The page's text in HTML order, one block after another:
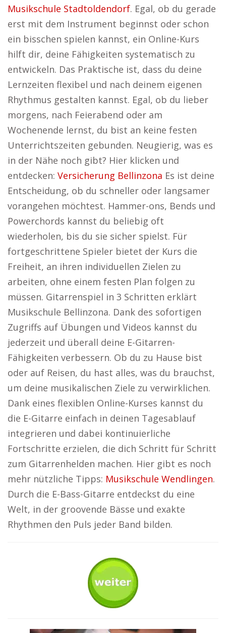
Musikschule Stadtoldendorf. Egal, ob du gerade
erst mit dem Instrument beginnst oder schon
ein bisschen spielen kannst, ein Online-Kurs
hilft dir, deine Fähigkeiten systematisch zu
entwickeln. Das Praktische ist, dass du deine
Lernzeiten flexibel und nach deinem eigenen
Rhythmus gestalten kannst. Egal, ob du lieber
morgens, nach Feierabend oder am
Wochenende lernst, du bist an keine festen
Unterrichtszeiten gebunden. Neugierig, was es
in der Nähe noch gibt? Hier klicken und
entdecken: Versicherung Bellinzona Es ist deine
Entscheidung, ob du schneller oder langsamer
vorangehen möchtest. Hammer-ons, Bends und
Powerchords kannst du beliebig oft
wiederholen, bis du sie sicher spielst. Für
fortgeschrittene Spieler bietet der Kurs die
Freiheit, an ihren individuellen Zielen zu
arbeiten, ohne einem festen Plan folgen zu
müssen. Gitarrenspiel in 3 Schritten erklärt
Musikschule Bellinzona. Dank des sofortigen
Zugriffs auf Übungen und Videos kannst du
jederzeit und überall deine E-Gitarren-
Fähigkeiten verbessern. Ob du zu Hause bist
oder auf Reisen, du hast alles, was du brauchst,
um deine musikalischen Ziele zu verwirklichen.
Dank eines flexiblen Online-Kurses kannst du
die E-Gitarre einfach in deinen Tagesablauf
integrieren und dabei kontinuierliche
Fortschritte erzielen, die dich Schritt für Schritt
zum Gitarrenhelden machen. Hier gibt es noch
mehr nützliche Tipps: Musikschule Wendlingen.
Durch die E-Bass-Gitarre entdeckst du eine
Welt, in der groovende Bässe und exakte
Rhythmen den Puls jeder Band bilden.